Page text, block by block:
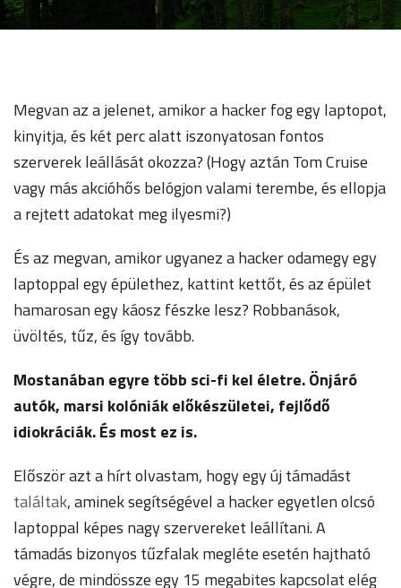
Megvan az a jelenet, amikor a hacker fog egy laptopot,
kinyitja, és két perc alatt iszonyatosan fontos
szerverek leállását okozza? (Hogy aztán Tom Cruise
vagy más akcióhős belógjon valami terembe, és ellopja
a rejtett adatokat meg ilyesmi?)
És az megvan, amikor ugyanez a hacker odamegy egy
laptoppal egy épülethez, kattint kettőt, és az épület
hamarosan egy káosz fészke lesz? Robbanások,
üvöltés, tűz, és így tovább.
Mostanában egyre több sci-fi kel életre. Önjáró
autók, marsi kolóniák előkészületei, fejlődő
idiokráciák. És most ez is.
Először azt a hírt olvastam, hogy egy új támadást
találtak, aminek segítségével a hacker egyetlen olcsó
laptoppal képes nagy szervereket leállítani. A
támadás bizonyos tűzfalak megléte esetén hajtható
végre, de mindössze egy 15 megabites kapcsolat elég